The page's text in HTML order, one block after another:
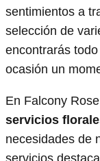
sentimientos a
selección de
encontrarás
ocasión un
En Falcony
servicios
necesidades de
servicios